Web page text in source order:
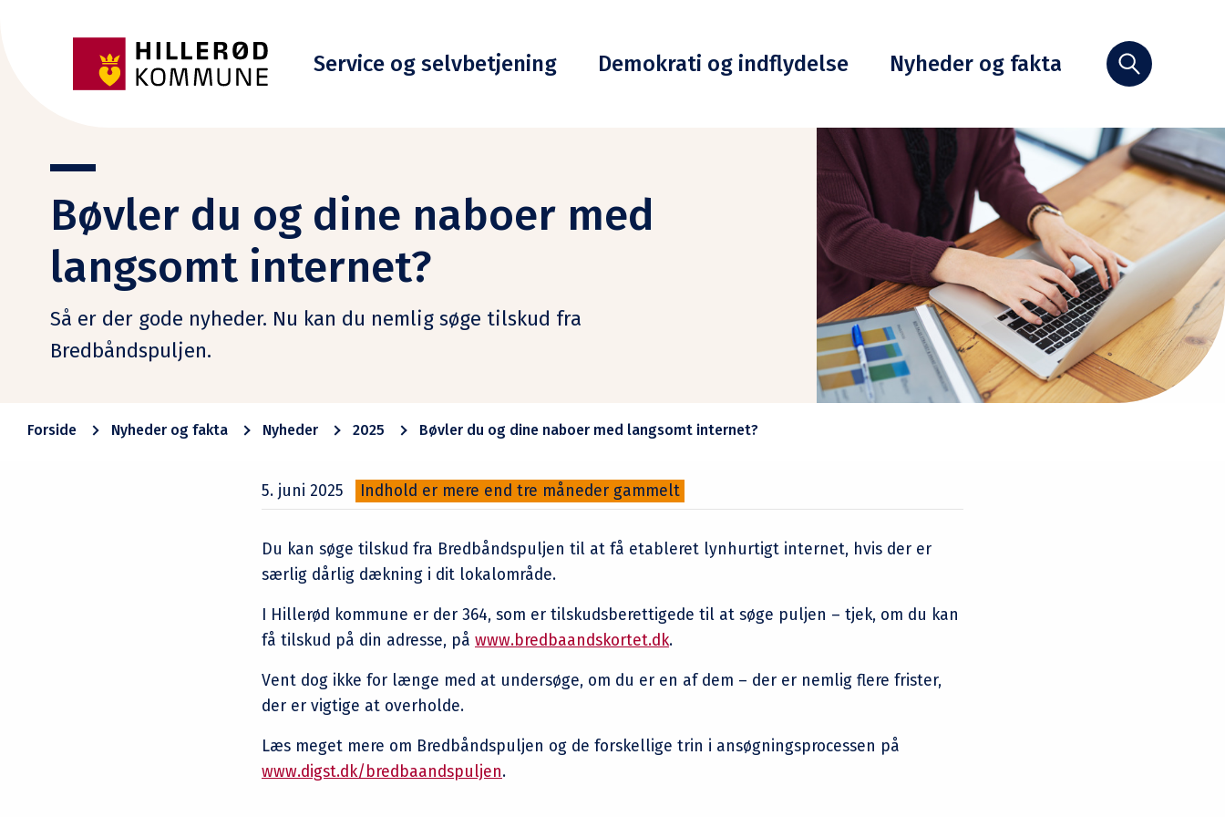
Service og selvbetjening Demokrati og indflydelse Nyheder og fakta Søg
Bøvler du og dine naboer med
langsomt internet?
Så er der gode nyheder. Nu kan du nemlig søge tilskud fra
Bredbåndspuljen.
Forside Nyheder og fakta Nyheder 2025 Bøvler du og dine naboer med langsomt internet?
5. juni 2025 Indhold er mere end tre måneder gammelt
Du kan søge tilskud fra Bredbåndspuljen til at få etableret lynhurtigt internet, hvis der er
særlig dårlig dækning i dit lokalområde.
I Hillerød kommune er der 364, som er tilskudsberettigede til at søge puljen – tjek, om du kan
få tilskud på din adresse, på www.bredbaandskortet.dk.
Vent dog ikke for længe med at undersøge, om du er en af dem – der er nemlig flere frister,
der er vigtige at overholde.
Læs meget mere om Bredbåndspuljen og de forskellige trin i ansøgningsprocessen på
www.digst.dk/bredbaandspuljen.